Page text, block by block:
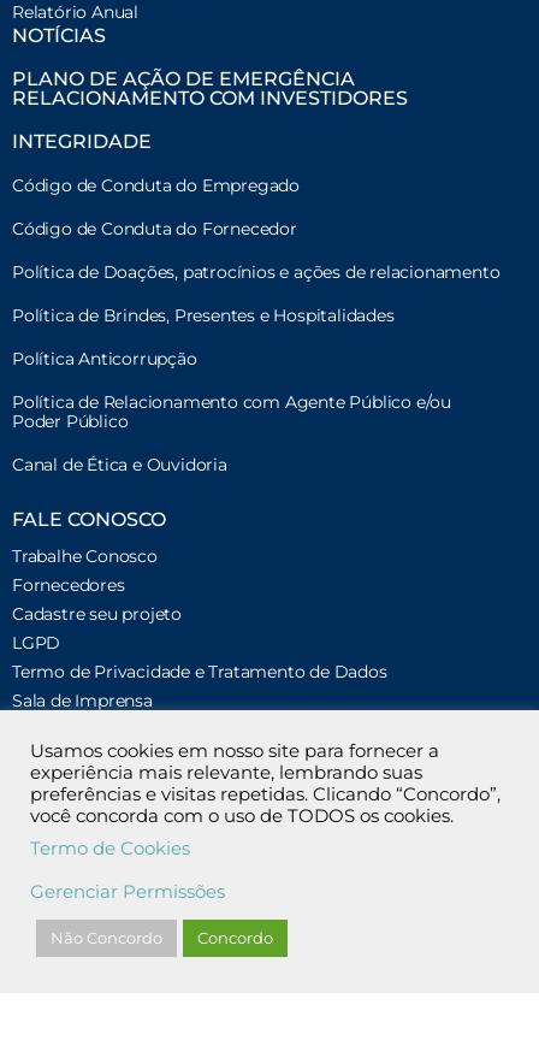
Relatório Anual
NOTÍCIAS
PLANO DE AÇÃO DE EMERGÊNCIA
RELACIONAMENTO COM INVESTIDORES
INTEGRIDADE
Código de Conduta do Empregado
Código de Conduta do Fornecedor
Política de Doações, patrocínios e ações de relacionamento
Política de Brindes, Presentes e Hospitalidades
Política Anticorrupção
Política de Relacionamento com Agente Público e/ou
Poder Público
Canal de Ética e Ouvidoria
FALE CONOSCO
Trabalhe Conosco
Fornecedores
Cadastre seu projeto
LGPD
Termo de Privacidade e Tratamento de Dados
Sala de Imprensa
REDES SOCIAIS
Rua Matias Cardoso, 169 – 9º andar.
CEP 30170-050
Usamos cookies em nosso site para fornecer a
experiência mais relevante, lembrando suas
preferências e visitas repetidas. Clicando “Concordo”,
você concorda com o uso de TODOS os cookies.
Termo de Cookies
Gerenciar Permissões
Não Concordo Concordo